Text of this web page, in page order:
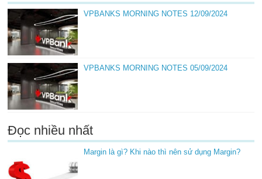
VPBANKS MORNING NOTES 12/09/2024
VPBANKS MORNING NOTES 05/09/2024
Đọc nhiều nhất
Margin là gì? Khi nào thì nên sử dụng Margin?